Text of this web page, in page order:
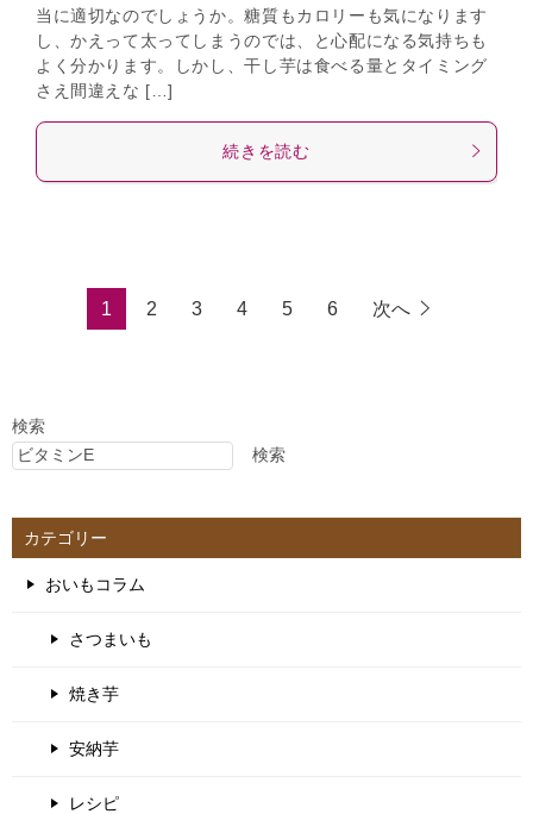
当に適切なのでしょうか。糖質もカロリーも気になります
し、かえって太ってしまうのでは、と心配になる気持ちも
よく分かります。しかし、干し芋は食べる量とタイミング
さえ間違えな […]
続きを読む
1 2 3 4 5 6 次へ
検索
検索
カテゴリー
おいもコラム
さつまいも
焼き芋
安納芋
レシピ